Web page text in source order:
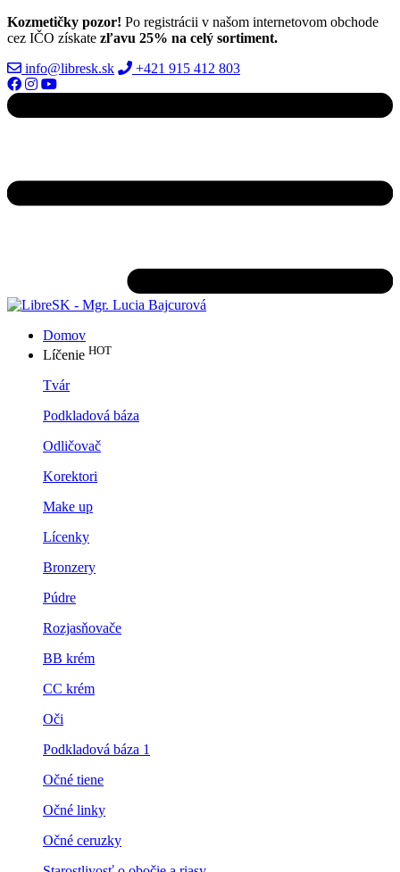
Kozmetičky pozor! Po registrácii v našom internetovom obchode
cez IČO získate zľavu 25% na celý sortiment.
info@libresk.sk
+421 915 412 803
Domov
Líčenie HOT
Tvár
Podkladová báza
Odličovač
Korektori
Make up
Lícenky
Bronzery
Púdre
Rozjasňovače
BB krém
CC krém
Oči
Podkladová báza 1
Očné tiene
Očné linky
Očné ceruzky